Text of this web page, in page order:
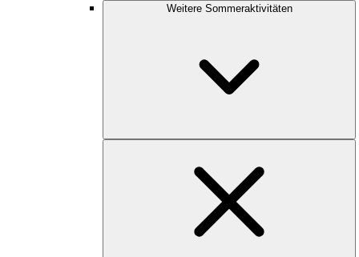
Weitere Sommeraktivitäten